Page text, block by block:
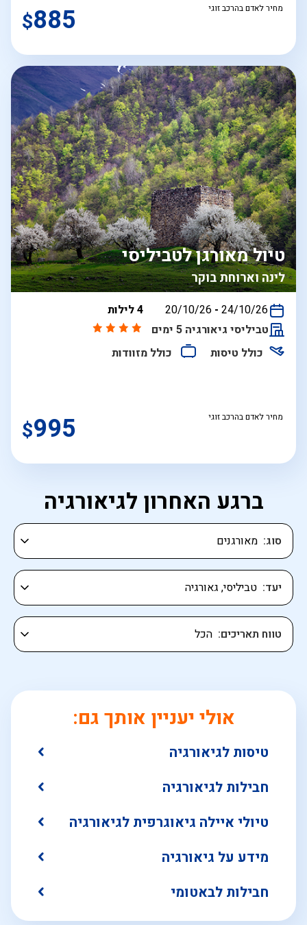
מחיר לאדם בהרכב זוגי $885
לינה וארוחת בוקר
טיול מאורגן לטביליסי
בין
20/10/26 - 24/10/26
4 לילות
טביליסי גיאורגיה 5 ימים
כולל טיסות
כולל מזוודות
מחיר לאדם בהרכב זוגי $995
ברגע האחרון לגיאורגיה
יעד
סוג
טווח תאריכים
אולי יעניין אותך גם:
טיסות לגיאורגיה
חבילות לגיאורגיה
טיולי איילה גיאוגרפית לגיאורגיה
מידע על גיאורגיה
חבילות לבאטומי